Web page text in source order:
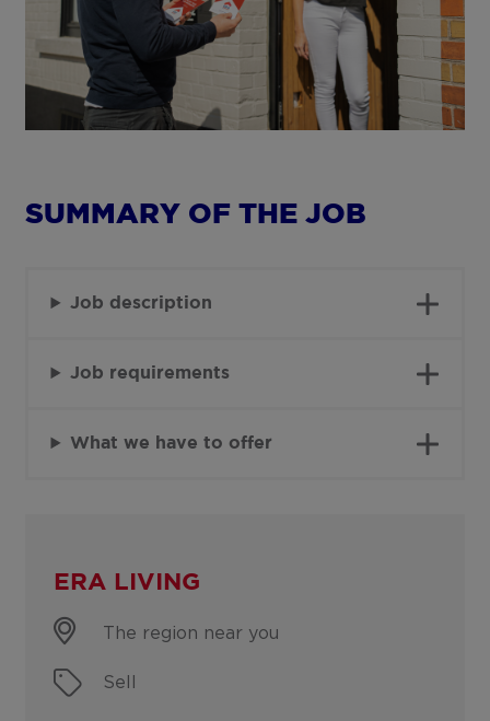
SUMMARY OF THE JOB
Job description
Job requirements
What we have to offer
ERA LIVING
The region near you
Sell